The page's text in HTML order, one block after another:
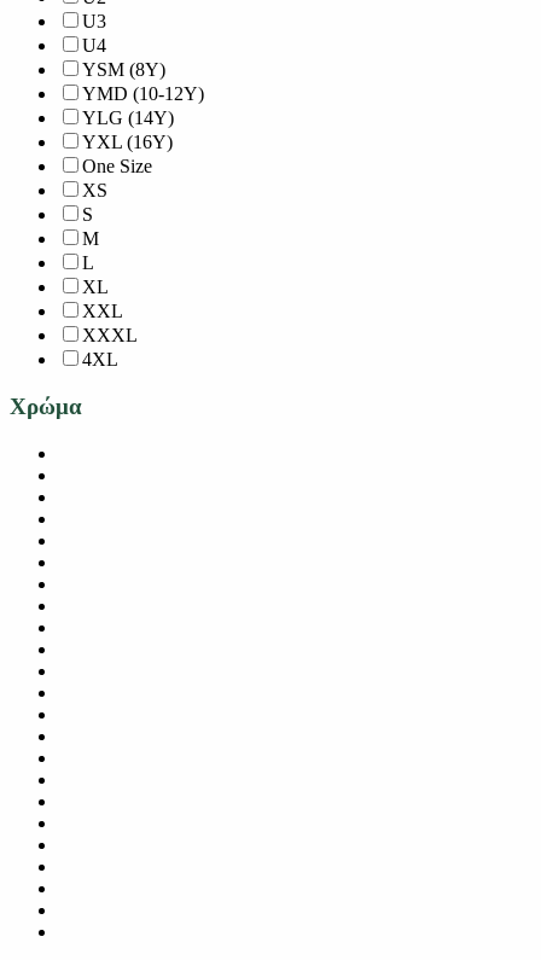
U3
U4
YSM (8Y)
YMD (10-12Y)
YLG (14Y)
YXL (16Y)
One Size
XS
S
M
L
XL
XXL
XXXL
4XL
Χρώμα